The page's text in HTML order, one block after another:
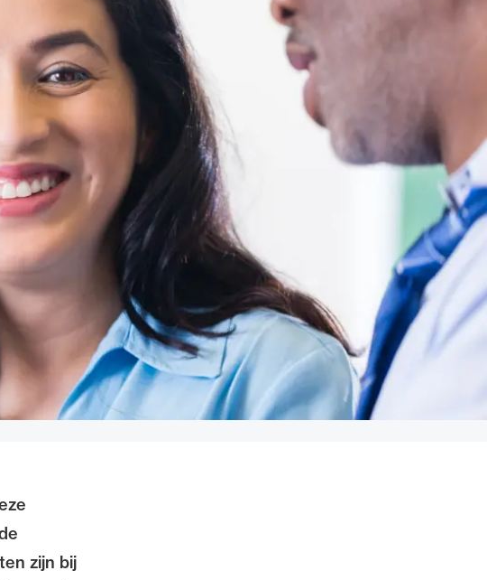
zijn bij
voor advocaten bij hun
van de advocatenpas tot het
en geheimhoudernummers.